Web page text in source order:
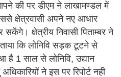
की पर डीएम ने लाखामण्डल में
क्षेत्रवासी अपने नए आधार
क्षेत्रीय निवासी पिताम्बर ने
कि लोनिवि सड़क टूटने से
है 1 साल से लोनिवि, उद्यान
ने इस पर रिपोर्ट नही